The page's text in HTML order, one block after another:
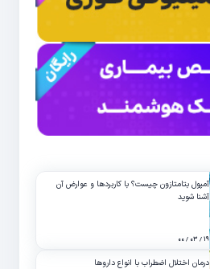
آمپول بتامتازون چیست؟ با کاربردها و عوارض آن
آشنا شوید
۱۹ / ۰۳ / ۰۰
درمان اختلال اضطراب با انواع داروها